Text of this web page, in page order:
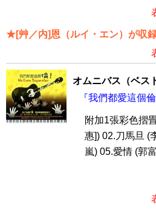
★[艸／内]恩（ルイ・エン）が収
オムニバス（ベス
『我們都愛這個
附加1張彩色摺
惠]) 02.刀馬旦 (
嵐) 05.愛情 (郭